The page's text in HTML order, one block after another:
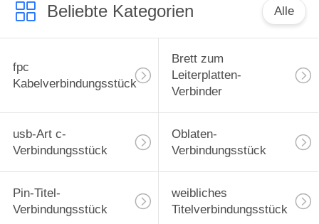
Beliebte Kategorien Alle
fpc
Kabelverbindungsstück
Brett zum
Leiterplatten-
Verbinder
usb-Art c-
Verbindungsstück
Oblaten-
Verbindungsstück
Pin-Titel-
Verbindungsstück
weibliches
Titelverbindungsstück